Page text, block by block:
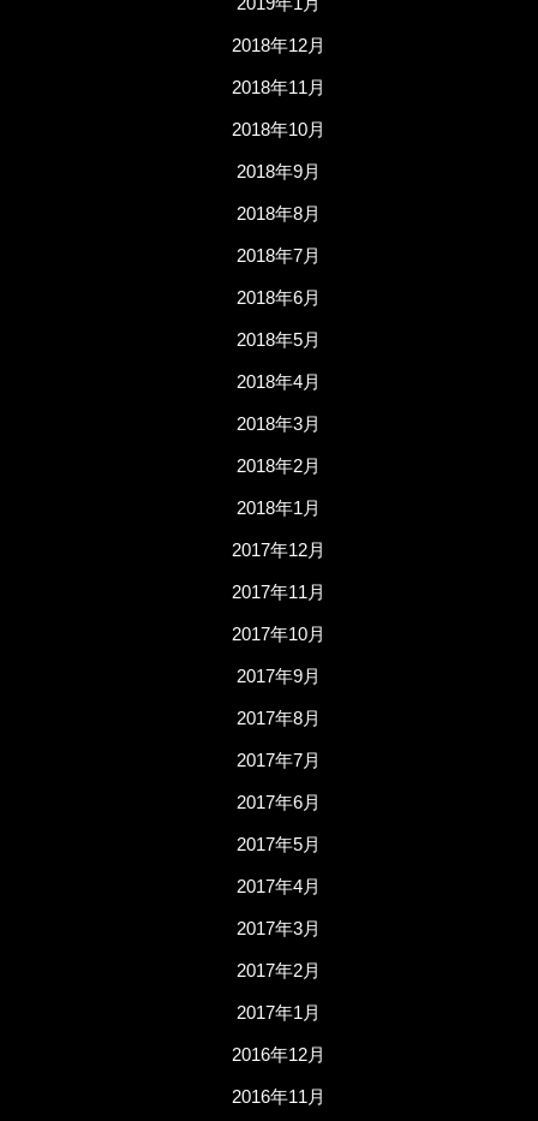
2018年12月
2018年11月
2018年10月
2018年9月
2018年8月
2018年7月
2018年6月
2018年5月
2018年4月
2018年3月
2018年2月
2018年1月
2017年12月
2017年11月
2017年10月
2017年9月
2017年8月
2017年7月
2017年6月
2017年5月
2017年4月
2017年3月
2017年2月
2017年1月
2016年12月
2016年11月